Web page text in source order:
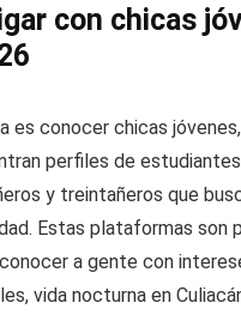
con chicas
es conocer chicas
perfiles de
y treintañeros que
Estas plataformas son
a gente con
vida nocturna en